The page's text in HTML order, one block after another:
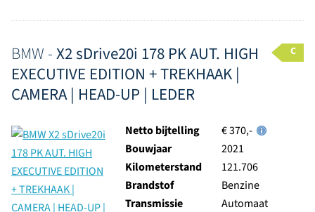
BMW -X2 sDrive20i 178 PK AUT. HIGH
EXECUTIVE EDITION + TREKHAAK |
CAMERA | HEAD-UP | LEDER
C
Netto bijtelling
€ 370,-
Bouwjaar
2021
Kilometerstand
121.706
Brandstof
Benzine
Transmissie
Automaat